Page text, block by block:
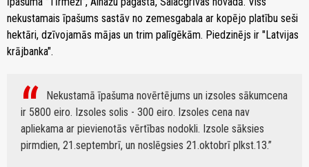
nekustamais īpašums sastāv no zemesgabala ar kopējo platību seši
hektāri, dzīvojamās mājas un trim palīgēkām. Piedzinējs ir "Latvijas
krājbanka".
Nekustamā īpašuma novērtējums un izsoles sākumcena
ir 5800 eiro. Izsoles solis - 300 eiro. Izsoles cena nav
apliekama ar pievienotās vērtības nodokli. Izsole sāksies
pirmdien, 21.septembrī, un noslēgsies 21.oktobrī plkst.13.